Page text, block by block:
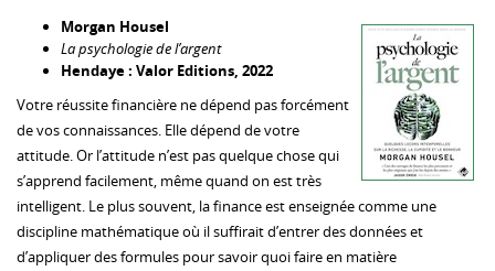
Morgan Housel
La psychologie de l’argent
Hendaye : Valor Editions, 2022
Votre réussite financière ne dépend pas forcément
de vos connaissances. Elle dépend de votre
attitude. Or l’attitude n’est pas quelque chose qui
s’apprend facilement, même quand on est très
intelligent. Le plus souvent, la finance est enseignée comme une
discipline mathématique où il suffirait d’entrer des données et
d’appliquer des formules pour savoir quoi faire en matière